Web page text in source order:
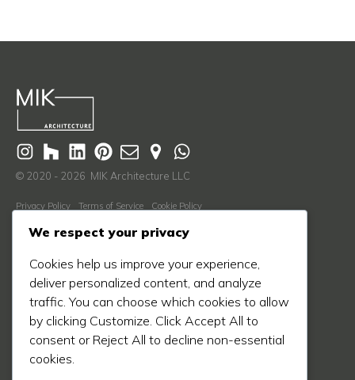
© 2020 - 2026 MIK Architecture LLC
Privacy Policy Terms of Service Cookie Policy
Descubre Más
Proceso
Blog
Proyectos
Prensa
We respect your privacy
Cookies help us improve your experience,
deliver personalized content, and analyze
traffic. You can choose which cookies to allow
by clicking Customize. Click Accept All to
consent or Reject All to decline non-essential
cookies.